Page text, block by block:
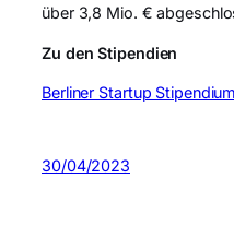
über 3,8 Mio. €
Zu den Stipendien
Berliner Startup Stipendium
30/04/2023